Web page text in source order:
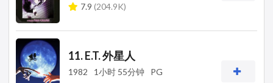
7.9 (204.9K)
11. E.T. 外星人
1982 1小时 55分钟
PG